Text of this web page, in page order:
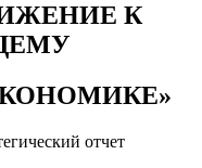
К
отчет